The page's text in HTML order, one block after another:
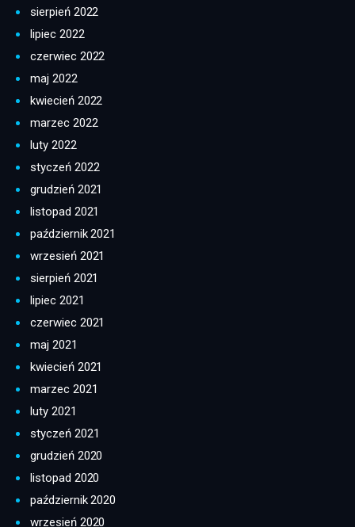
sierpień 2022
lipiec 2022
czerwiec 2022
maj 2022
kwiecień 2022
marzec 2022
luty 2022
styczeń 2022
grudzień 2021
listopad 2021
październik 2021
wrzesień 2021
sierpień 2021
lipiec 2021
czerwiec 2021
maj 2021
kwiecień 2021
marzec 2021
luty 2021
styczeń 2021
grudzień 2020
listopad 2020
październik 2020
wrzesień 2020